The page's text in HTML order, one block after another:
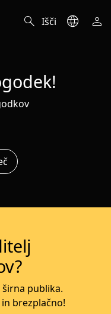
search Išči language person
širna publika.
brezplačno!